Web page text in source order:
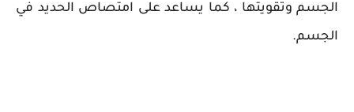
الجسم وتقويتها ، كما يساعد على امتصاص الحديد في
الجسم.